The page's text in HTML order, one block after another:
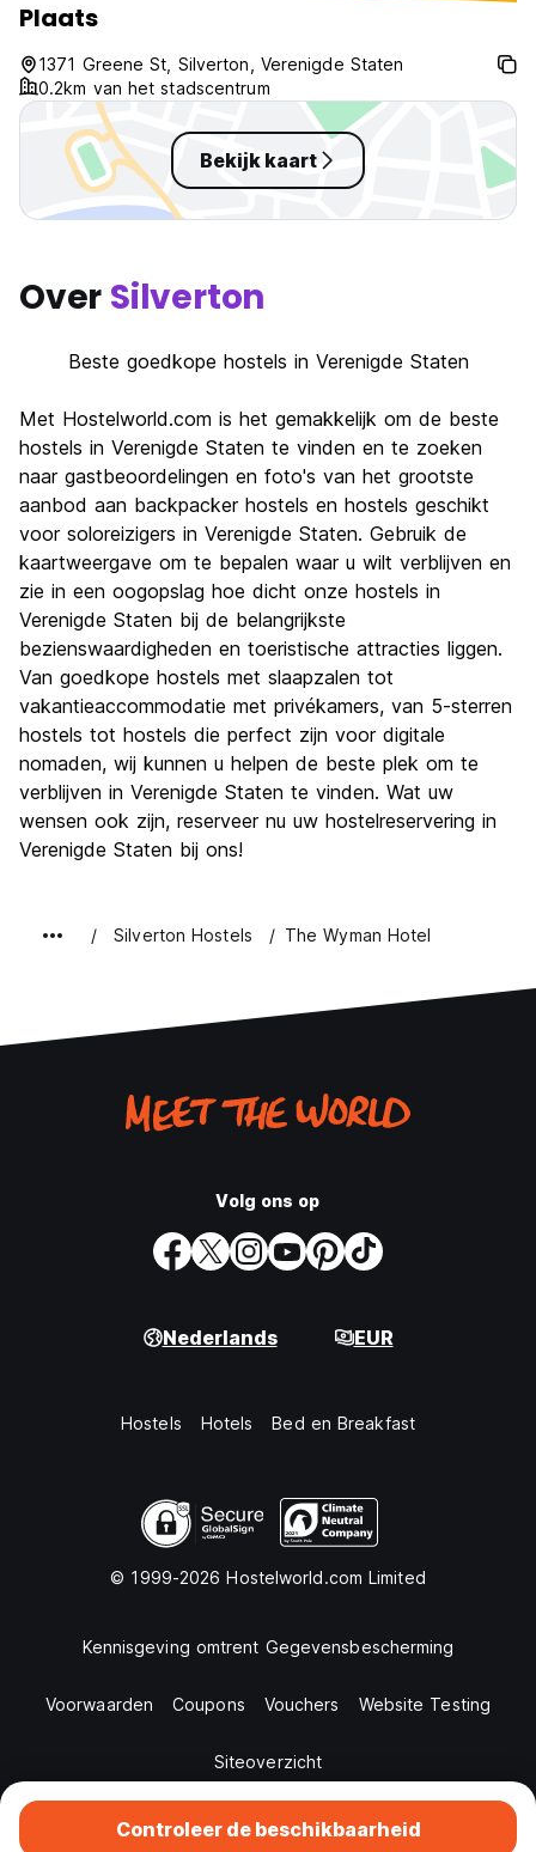
Plaats
1371 Greene St, Silverton, Verenigde Staten
0.2km van het stadscentrum
Bekijk kaart
Controleer de beschikbaarheid
Over Silverton
Beste goedkope hostels in Verenigde Staten
Met Hostelworld.com is het gemakkelijk om de beste
hostels in Verenigde Staten te vinden en te zoeken
naar gastbeoordelingen en foto's van het grootste
aanbod aan backpacker hostels en hostels geschikt
voor soloreizigers in Verenigde Staten. Gebruik de
kaartweergave om te bepalen waar u wilt verblijven en
zie in een oogopslag hoe dicht onze hostels in
Verenigde Staten bij de belangrijkste
bezienswaardigheden en toeristische attracties liggen.
Van goedkope hostels met slaapzalen tot
vakantieaccommodatie met privékamers, van 5-sterren
hostels tot hostels die perfect zijn voor digitale
nomaden, wij kunnen u helpen de beste plek om te
verblijven in Verenigde Staten te vinden. Wat uw
wensen ook zijn, reserveer nu uw hostelreservering in
Verenigde Staten bij ons!
Silverton Hostels The Wyman Hotel
Volg ons op
Nederlands EUR
Hostels Hotels Bed en Breakfast
© 1999-2026 Hostelworld.com Limited
Kennisgeving omtrent Gegevensbescherming
Voorwaarden Coupons Vouchers Website Testing
Siteoverzicht